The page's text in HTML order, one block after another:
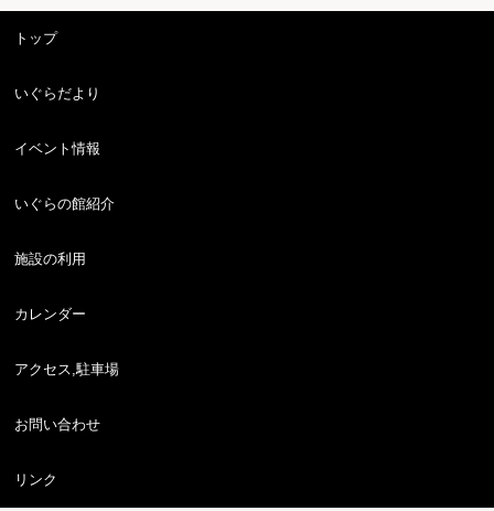
トップ
いぐらだより
イベント情報
いぐらの館紹介
施設の利用
カレンダー
アクセス,駐車場
お問い合わせ
リンク